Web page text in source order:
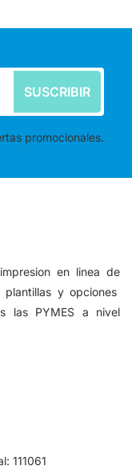
SUSCRIBIR
promocionales.
en linea de
y opciones
las PYMES a nivel
111061